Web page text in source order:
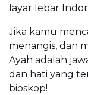
layar lebar
Jika kamu
menangis, dan
Ayah adalah
dan hati yang
bioskop!